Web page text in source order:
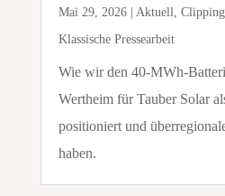
Mai 29, 2026| Aktuell
Klassische Pressearbeit
Wie wir den 40-MWh-
Wertheim für Tauber Solar
positioniert und
haben.